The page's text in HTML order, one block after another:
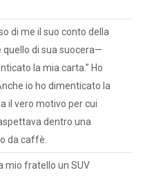
di me il suo conto della
quello di sua suocera—
la mia carta.” Ho
io ho dimenticato la
il vero motivo per cui
dentro una
da caffè.
mio fratello un SUV